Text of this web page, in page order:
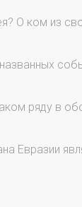
О ком из
ряду в
Евразии